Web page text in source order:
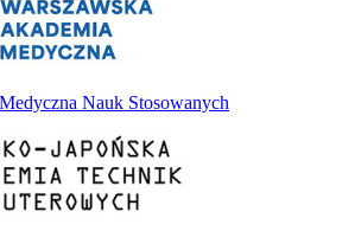
Nauk Stosowanych